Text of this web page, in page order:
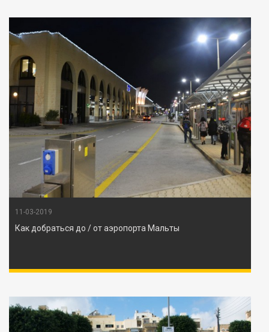
11-03-2019
Как добраться до / от аэропорта Мальты